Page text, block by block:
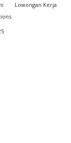
Lowongan Kerja